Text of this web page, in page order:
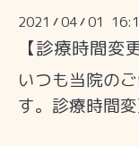
2021 /04/01
【診療時間変
いつも当院の
す。診療時間